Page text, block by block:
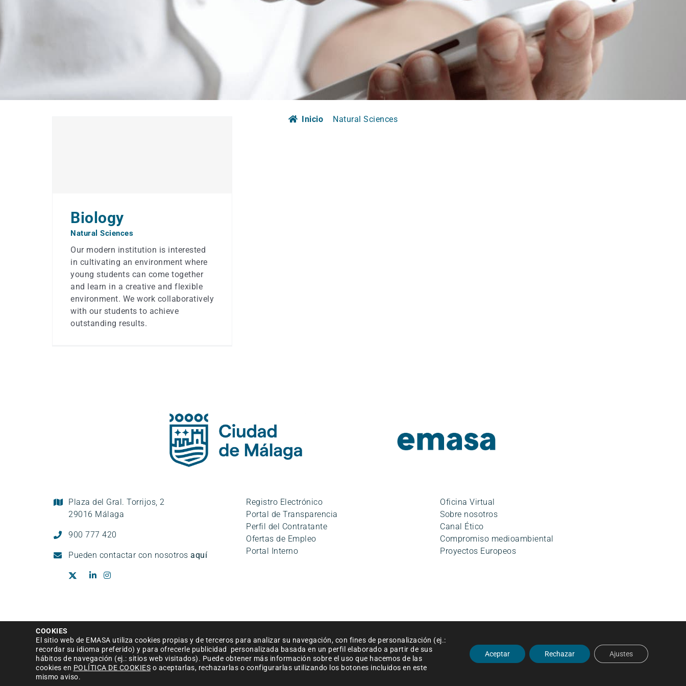
Inicio Natural Sciences
Biology
Natural Sciences
Our modern institution is interested
in cultivating an environment where
young students can come together
and learn in a creative and flexible
environment. We work collaboratively
with our students to achieve
outstanding results.
Plaza del Gral. Torrijos, 2
29016 Málaga
900 777 420
Pueden contactar con nosotros aquí
Registro Electrónico
Portal de Transparencia
Perfil del Contratante
Ofertas de Empleo
Portal Interno
Oficina Virtual
Sobre nosotros
Canal Ético
Compromiso medioambiental
Proyectos Europeos
© Empresa Municipal Aguas de Málaga, S.A. 2024
COOKIES
El sitio web de EMASA utiliza cookies propias y de terceros para analizar su navegación, con fines de personalización (ej.:
recordar su idioma preferido) y para ofrecerle publicidad personalizada basada en un perfil elaborado a partir de sus
hábitos de navegación (ej.: sitios web visitados). Puede obtener más información sobre el uso que hacemos de las
cookies en POLÍTICA DE COOKIES o aceptarlas, rechazarlas o configurarlas utilizando los botones incluidos en este
mismo aviso.
Aceptar Rechazar Ajustes